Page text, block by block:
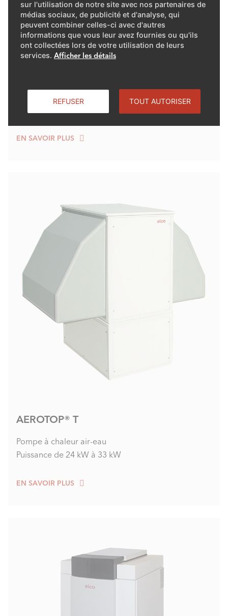
sur l'utilisation de notre site avec nos partenaires de
médias sociaux, de publicité et d'analyse, qui
peuvent combiner celles-ci avec d'autres
informations que vous leur avez fournies ou qu'ils
ont collectées lors de votre utilisation de leurs
services. Afficher les détails
REFUSER TOUT AUTORISER
Pompe à chaleur air-eau Split
Puissance de 4 kW à 15 kW
EN SAVOIR PLUS
AEROTOP® T
Pompe à chaleur air-eau
Puissance de 24 kW à 33 kW
EN SAVOIR PLUS